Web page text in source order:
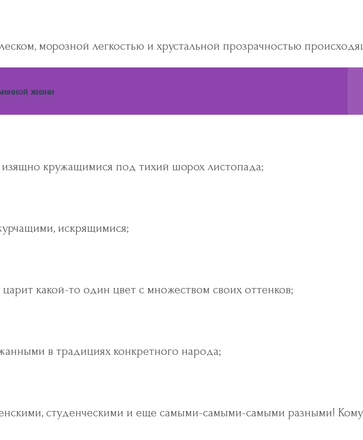
морозной легкостью и хрустальной прозрачностью
жизни
кружащимися под тихий шорох листопада;
искрящимися;
какой-то один цвет с множеством своих оттенков;
в традициях конкретного народа;
студенческими и еще самыми-самыми-самыми разными! Кому